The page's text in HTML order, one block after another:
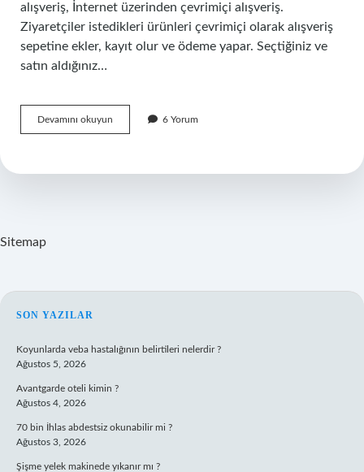
alışveriş, İnternet üzerinden çevrimiçi alışveriş.
Ziyaretçiler istedikleri ürünleri çevrimiçi olarak alışveriş
sepetine ekler, kayıt olur ve ödeme yapar. Seçtiğiniz ve
satın aldığınız…
Devamını okuyun
Ne
6 Yorum
Sitemap
SIDEBAR
SON YAZILAR
Koyunlarda veba hastalığının belirtileri nelerdir ?
Ağustos 5, 2026
Avantgarde oteli kimin ?
Ağustos 4, 2026
70 bin İhlas abdestsiz okunabilir mi ?
Ağustos 3, 2026
Şişme yelek makinede yıkanır mı ?